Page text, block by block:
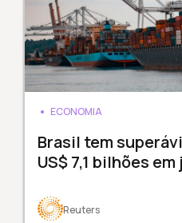
ECONOMIA
Brasil tem
US$ 7,1 bilhões
Reuters